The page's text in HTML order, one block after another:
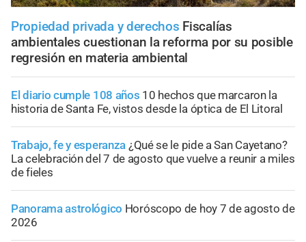
Propiedad privada y derechos Fiscalías
ambientales cuestionan la reforma por su posible
regresión en materia ambiental
El diario cumple 108 años 10 hechos que marcaron la
historia de Santa Fe, vistos desde la óptica de El Litoral
Trabajo, fe y esperanza ¿Qué se le pide a San Cayetano?
La celebración del 7 de agosto que vuelve a reunir a miles
de fieles
Panorama astrológico Horóscopo de hoy 7 de agosto de
2026